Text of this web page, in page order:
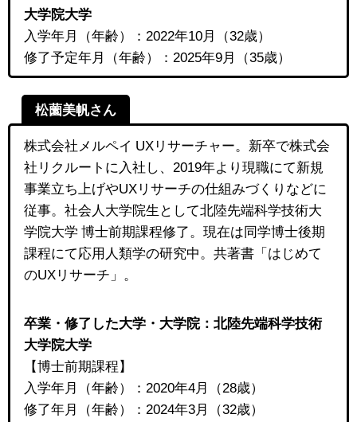
大学院大学
入学年月（年齢）：2022年10月（32歳）
修了予定年月（年齢）：2025年9月（35歳）
松薗美帆さん
株式会社メルペイ UXリサーチャー。新卒で株式会
社リクルートに入社し、2019年より現職にて新規
事業立ち上げやUXリサーチの仕組みづくりなどに
従事。社会人大学院生として北陸先端科学技術大
学院大学 博士前期課程修了。現在は同学博士後期
課程にて応用人類学の研究中。共著書「はじめて
のUXリサーチ」。
卒業・修了した大学・大学院：北陸先端科学技術
大学院大学
【博士前期課程】
入学年月（年齢）：2020年4月（28歳）
修了年月（年齢）：2024年3月（32歳）